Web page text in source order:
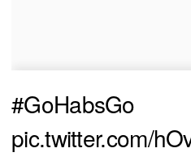
#GoHabsGo
pic.twitter.com/